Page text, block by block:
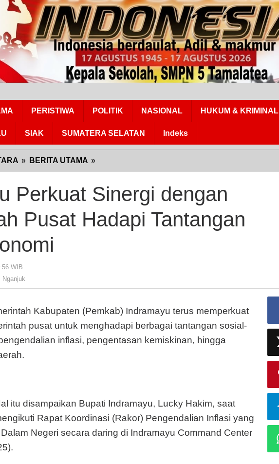
PERISTIWA POLITIK NASIONAL HUKUM & KRIMINAL
SIAK SUMATERA SELATAN Indeks
» BERITA UTAMA »
Perkuat
dengan
Pusat
Perkuat Sinergi dengan
Pusat Hadapi Tantangan
WIB
Nganjuk
Kabupaten (Pemkab) Indramayu terus memperkuat
pusat untuk menghadapi berbagai tantangan sosial-
inflasi, pengentasan kemiskinan, hingga
itu disampaikan Bupati Indramayu, Lucky Hakim, saat
Rapat Koordinasi (Rakor) Pengendalian Inflasi yang
Negeri secara daring di Indramayu Command Center